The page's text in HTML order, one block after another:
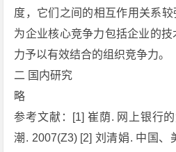
度，它们之间的相互作用关系
为企业核心竞争力包括企业的
力予以有效结合的组织竞争力。
二 国内研究
略
参考文献：[1] 崔荫. 网上银行
潮. 2007(Z3) [2] 刘清娟. 中国